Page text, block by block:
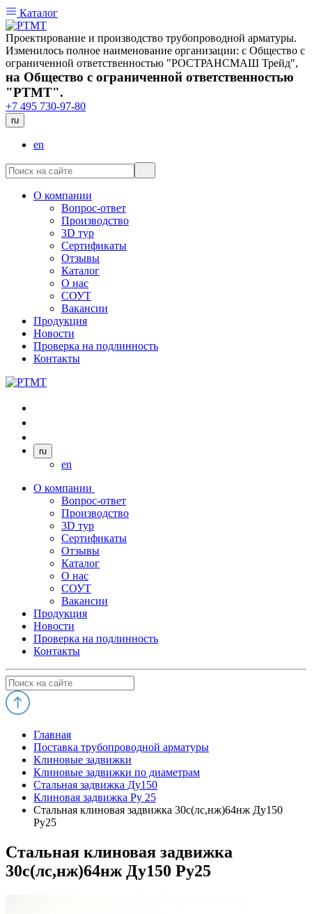
Каталог
Проектирование и производство трубопроводной арматуры.
Изменилось полное наименование организации: с Общество с
ограниченной ответственностью "РОСТРАНСМАШ Трейд",
на Общество с ограниченной ответственностью
"РТМТ".
+7 495 730-97-80
ru
en
О компании
Вопрос-ответ
Производство
3D тур
Сертификаты
Отзывы
Каталог
О нас
СОУТ
Вакансии
Продукция
Новости
Проверка на подлинность
Контакты
ru
en
О компании
Вопрос-ответ
Производство
3D тур
Сертификаты
Отзывы
Каталог
О нас
СОУТ
Вакансии
Продукция
Новости
Проверка на подлинность
Контакты
Главная
Поставка трубопроводной арматуры
Клиновые задвижки
Клиновые задвижки по диаметрам
Стальная задвижка Ду150
Клиновая задвижка Ру 25
Стальная клиновая задвижка 30с(лс,нж)64нж Ду150
Ру25
Стальная клиновая задвижка
30с(лс,нж)64нж Ду150 Ру25